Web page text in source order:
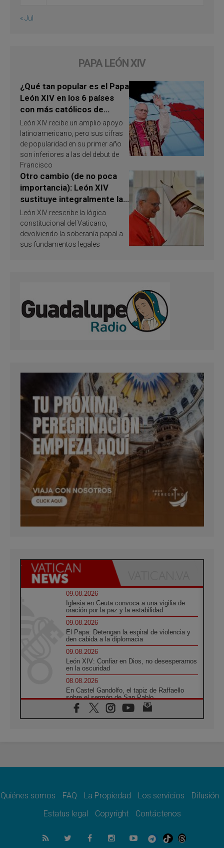
« Jul
PAPA LEÓN XIV
¿Qué tan popular es el Papa
León XIV en los 6 países
con más católicos de
América Latina en 2026?
Publican resultados de
investigación
León XIV recibe un amplio apoyo
latinoamericano, pero sus cifras
de popularidad en su primer año
son inferiores a las del debut de
Francisco
Otro cambio (de no poca
importancia): León XIV
sustituye integralmente la
ley vaticana de Papa
Francisco
León XIV reescribe la lógica
constitucional del Vaticano,
devolviendo la soberanía papal a
sus fundamentos legales
09.08.2026
Iglesia en Ceuta convoca a una vigilia de
oración por la paz y la estabilidad
09.08.2026
El Papa: Detengan la espiral de violencia y
den cabida a la diplomacia
09.08.2026
León XIV: Confiar en Dios, no desesperarnos
en la oscuridad
08.08.2026
En Castel Gandolfo, el tapiz de Raffaello
sobre el sermón de San Pablo
08.08.2026
En Colombia, «la paz no se compra con una
08.08.2026
08.08.2026
del Buen Consejo de Genazzano
Filipinas: el Vicariato Apostólico de Calapán
se convierte en diócesis
Quiénes somos FAQ La Propiedad Los servicios
Difusión
Estatus legal
Copyright Contáctenos